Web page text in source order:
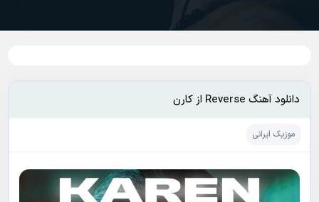
دانلود آهنگ Reverse از کارن
موزیک ایرانی